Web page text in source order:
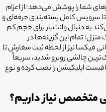
شما را پوشش می‌دهد؛ از اعزام
تا سرویس کامل بسته‌بندی حرفه‌ای و
به دنبال وانت‌بار برای حجم کم
منزل؛ تمام این گزینه‌ها در
فیکسا نیز از لحظه ثبت سفارش تا
چالشی روبرو شدید، سریعاً
اپلیکیشن را نصب کرده و نوع
متخصص نیاز داریم؟